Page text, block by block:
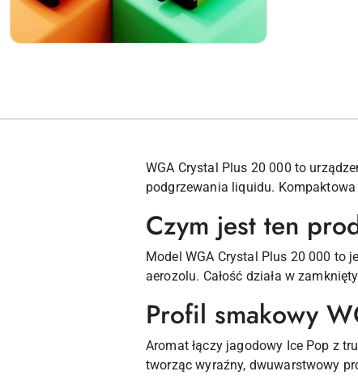
WGA Crystal Plus 20 000 to
podgrzewania liquidu.
Czym jest ten
Model WGA Crystal Plus 20 000 to
aerozolu. Całość działa w
Profil smakowy
Aromat łączy jagodowy Ice Pop z
tworząc wyraźny, dwuwarstwowy